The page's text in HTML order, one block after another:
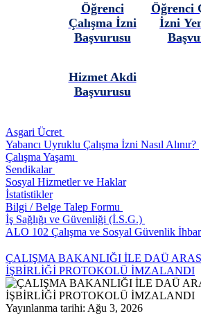
Öğrenci
Çalışma İzni
Başvurusu
Öğrenci
İzni
Hizmet Akdi
Başvurusu
Asgari Ücret
Yabancı Uyruklu Çalışma İzni Nasıl Alınır?
Çalışma Yaşamı
Sendikalar
Sosyal Hizmetler ve Haklar
İstatistikler
Bilgi / Belge Talep Formu
İş Sağlığı ve Güvenliği (İ.S.G.)
ALO 102 Çalışma ve Sosyal Güvenlik
ÇALIŞMA BAKANLIĞI İLE DAÜ
İŞBİRLİĞİ PROTOKOLÜ İMZALANDI
Yayınlanma tarihi: Ağu 3, 2026